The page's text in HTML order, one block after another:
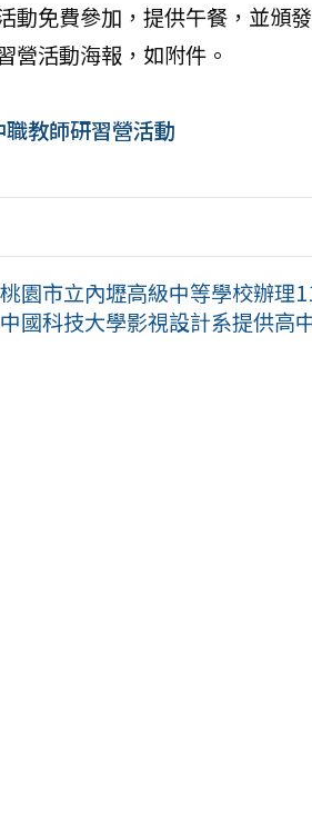
動免費參加，提供午餐，並頒
營活動海報，如附件。
教師研習營活動
桃園市立內壢高級中等學校辦理
中國科技大學影視設計系提供高